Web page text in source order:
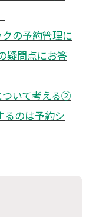
の予約管理に
疑問点にお答
ついて考える②
るのは予約シ